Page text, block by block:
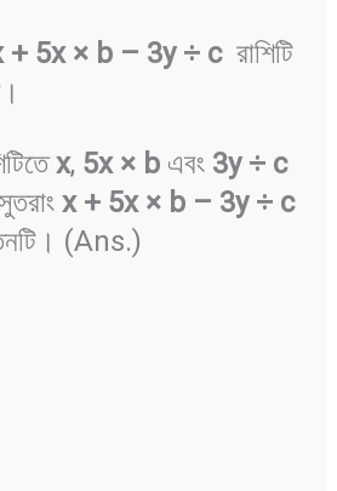
+ 5x ×b – 3y ÷c রাশিটি
x, 5x ×b এবং 3y ÷c
x + 5x ×b – 3y ÷c
(Ans.)